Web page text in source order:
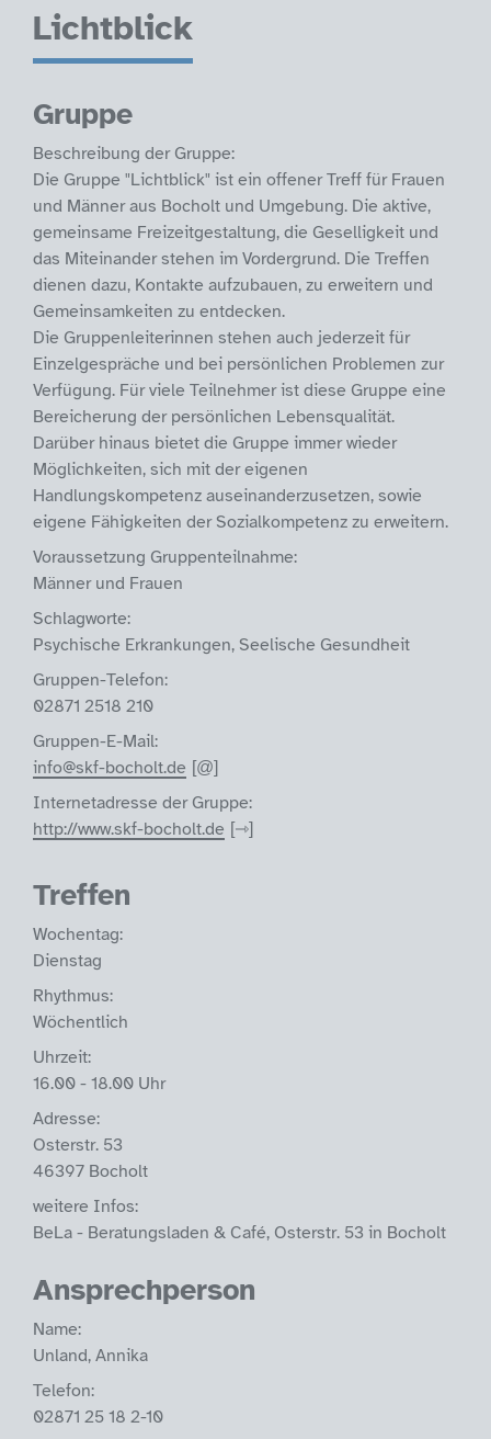
Lichtblick
Gruppe
Beschreibung der Gruppe:
Die Gruppe "Lichtblick" ist ein offener Treff für Frauen
und Männer aus Bocholt und Umgebung. Die aktive,
gemeinsame Freizeitgestaltung, die Geselligkeit und
das Miteinander stehen im Vordergrund. Die Treffen
dienen dazu, Kontakte aufzubauen, zu erweitern und
Gemeinsamkeiten zu entdecken.
Die Gruppenleiterinnen stehen auch jederzeit für
Einzelgespräche und bei persönlichen Problemen zur
Verfügung. Für viele Teilnehmer ist diese Gruppe eine
Bereicherung der persönlichen Lebensqualität.
Darüber hinaus bietet die Gruppe immer wieder
Möglichkeiten, sich mit der eigenen
Handlungskompetenz auseinanderzusetzen, sowie
eigene Fähigkeiten der Sozialkompetenz zu erweitern.
Voraussetzung Gruppenteilnahme:
Männer und Frauen
Schlagworte:
Psychische Erkrankungen, Seelische Gesundheit
Gruppen-Telefon:
02871 2518 210
Gruppen-E-Mail:
info@skf-bocholt.de
Internetadresse der Gruppe:
http://www.skf-bocholt.de
Treffen
Wochentag:
Dienstag
Rhythmus:
Wöchentlich
Uhrzeit:
16.00 - 18.00 Uhr
Adresse:
Osterstr. 53
46397 Bocholt
weitere Infos:
BeLa - Beratungsladen & Café, Osterstr. 53 in Bocholt
Ansprechperson
Name:
Unland, Annika
Telefon:
02871 25 18 2-10